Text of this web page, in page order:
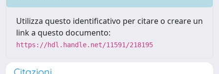
Utilizza questo identificativo per citare o creare un
link a questo documento:
https://hdl.handle.net/11591/218195